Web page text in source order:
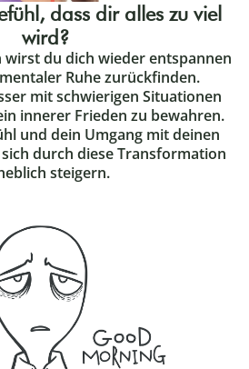
dass dir alles zu viel
wird?
du dich wieder entspannen
Ruhe zurückfinden.
mit schwierigen Situationen
innerer Frieden zu bewahren.
und dein Umgang mit deinen
durch diese Transformation
steigern.